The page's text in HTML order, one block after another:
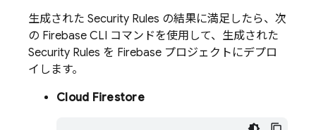
生成された Security Rules の結果に満足したら、次
の Firebase CLI コマンドを使用して、生成された
Security Rules を Firebase プロジェクトにデプロ
イします。
Cloud Firestore